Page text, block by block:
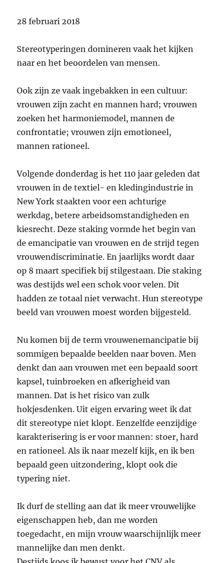
28 februari 2018
Stereotyperingen domineren vaak het kijken
naar en het beoordelen van mensen.
Ook zijn ze vaak ingebakken in een cultuur:
vrouwen zijn zacht en mannen hard; vrouwen
zoeken het harmoniemodel, mannen de
confrontatie; vrouwen zijn emotioneel,
mannen rationeel.
Volgende donderdag is het 110 jaar geleden dat
vrouwen in de textiel- en kledingindustrie in
New York staakten voor een achturige
werkdag, betere arbeidsomstandigheden en
kiesrecht. Deze staking vormde het begin van
de emancipatie van vrouwen en de strijd tegen
vrouwendiscriminatie. En jaarlijks wordt daar
op 8 maart specifiek bij stilgestaan. Die staking
was destijds wel een schok voor velen. Dit
hadden ze totaal niet verwacht. Hun stereotype
beeld van vrouwen moest worden bijgesteld.
Nu komen bij de term vrouwenemancipatie bij
sommigen bepaalde beelden naar boven. Men
denkt dan aan vrouwen met een bepaald soort
kapsel, tuinbroeken en afkerigheid van
mannen. Dat is het risico van zulk
hokjesdenken. Uit eigen ervaring weet ik dat
dit stereotype niet klopt. Eenzelfde eenzijdige
karakterisering is er voor mannen: stoer, hard
en rationeel. Als ik naar mezelf kijk, en ik ben
bepaald geen uitzondering, klopt ook die
typering niet.
Ik durf de stelling aan dat ik meer vrouwelijke
eigenschappen heb, dan me worden
toegedacht, en mijn vrouw waarschijnlijk meer
mannelijke dan men denkt.